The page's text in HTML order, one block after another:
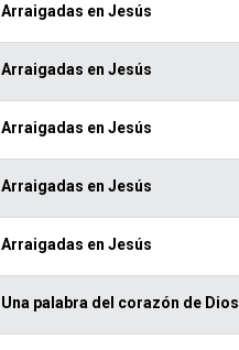
Arraigadas en Jesús
Arraigadas en Jesús
Arraigadas en Jesús
Arraigadas en Jesús
Arraigadas en Jesús
Una palabra del corazón de Dios